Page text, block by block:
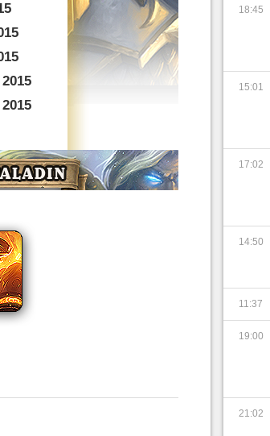
18:45
15:01
17:02
14:50
11:37
19:00
21:02